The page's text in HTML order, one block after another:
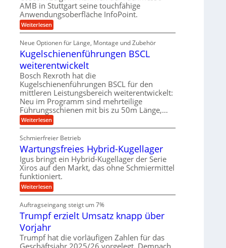
u
e
U
m
g
e
b
n
g
e
n
a
n
g
e
l
l
n
f
ü
r
p
r
z
i
e
H
u
b
b
e
w
e
g
n
g
e
n
i
o
n
f
ü
r
A
u
t
o
m
o
i
v
e
u
n
d
M
a
s
c
h
i
n
e
b
a
u
AMB in Stuttgart seine touchfähige
Anwendungsoberfläche InfoPoint.
Weiterlesen:
D
g
i
t
a
l
e
r
W
e
r
k
z
e
u
k
r
e
s
l
a
f
Neue Optionen für Länge, Montage und Zubehör
Kugelschienenführungen BSCL
weiterentwickelt
Bosch Rexroth hat die
Kugelschienenführungen BSCL für den
mittleren Leistungsbereich weiterentwickelt:
Neu im Programm sind mehrteilige
Führungsschienen mit bis zu 50m Länge,…
Weiterlesen:
K
g
e
l
s
c
h
i
e
n
e
n
r
Schmierfreier Betrieb
Wartungsfreies Hybrid-Kugellager
Igus bringt ein Hybrid-Kugellager der Serie
Xiros auf den Markt, das ohne Schmiermittel
funktioniert.
Weiterlesen:
W
r
t
g
s
Auftragseingang steigt um 7%
Trumpf erzielt Umsatz knapp über
Vorjahr
Trumpf hat die vorläufigen Zahlen für das
Geschäftsjahr 2025/26 vorgelegt. Demnach